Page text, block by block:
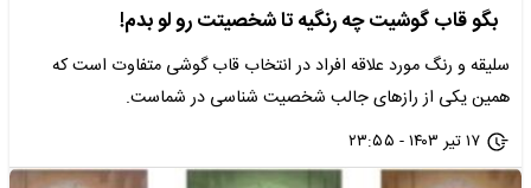
بگو قاب گوشیت چه رنگیه تا شخصیتت رو لو بدم!
سلیقه و رنگ مورد علاقه افراد در انتخاب قاب گوشی متفاوت است که
همین یکی از رازهای جالب شخصیت شناسی در شماست.
۱۷ تیر ۱۴۰۳ - ۲۳:۵۵